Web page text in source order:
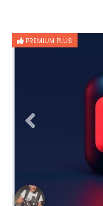
PREMIUM PLUS